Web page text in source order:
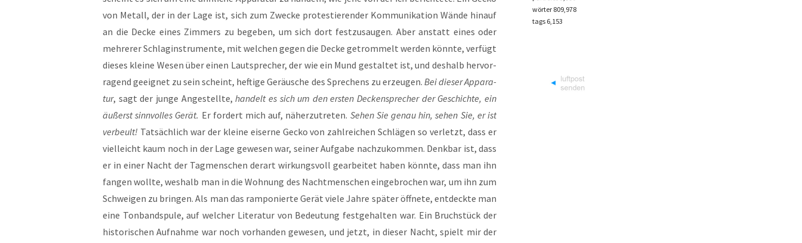
von Metall, der in der Lage ist, sich zum Zwe­cke pro­tes­tie­ren­der Kom­mu­ni­ka­ti­on Wän­de hin­auf
an die Decke eines Zim­mers zu bege­ben, um sich dort fest­zu­sau­gen. Aber anstatt eines oder
meh­re­rer Schlag­in­stru­men­te, mit wel­chen gegen die Decke getrom­melt wer­den könn­te, ver­fügt
die­ses klei­ne Wesen über einen Laut­spre­cher, der wie ein Mund gestal­tet ist, und des­halb her­vor­
ra­gend geeig­net zu sein scheint, hef­ti­ge Geräu­sche des Spre­chens zu erzeu­gen. Bei die­ser Appa­ra­
tur, sagt der jun­ge Ange­stell­te,han­delt es sich um den ers­ten Decken­spre­cher der Geschich­te, ein
äußerst sinn­vol­les Gerät. Er for­dert mich auf, näher­zu­tre­ten. Sehen Sie genau hin, sehen Sie, er ist
ver­beult! Tat­säch­lich war der klei­ne eiser­ne Gecko von zahl­rei­chen Schlä­gen so ver­letzt, dass er
viel­leicht kaum noch in der Lage gewe­sen war, sei­ner Auf­ga­be nach­zu­kom­men. Denk­bar ist, dass
er in einer Nacht der Tag­men­schen der­art wir­kungs­voll gear­bei­tet haben könn­te, dass man ihn
fan­gen woll­te, wes­halb man in die Woh­nung des Nacht­men­schen ein­ge­bro­chen war, um ihn zum
Schwei­gen zu brin­gen. Als man das ram­po­nier­te Gerät vie­le Jah­re spä­ter öff­ne­te, ent­deck­te man
eine Ton­band­spu­le, auf wel­cher Lite­ra­tur von Bedeu­tung fest­ge­hal­ten war. Ein Bruch­stück der
his­to­ri­schen Auf­nah­me war noch vor­han­den gewe­sen, und jetzt, in die­ser Nacht, spielt mir der
wörter 809,978
tags 6,153